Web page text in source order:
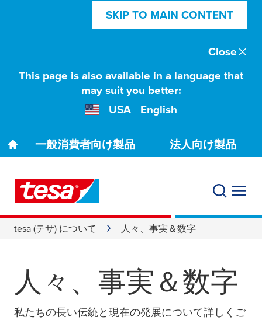
SKIP TO MAIN CONTENT
This page is also available in a language that
may suit you better:
USA
English
Close
一般消費者向け製品 法人向け製品
tesa (テサ) について 人々、事実＆数字
人々、事実＆数字
私たちの長い伝統と現在の発展について詳しくご